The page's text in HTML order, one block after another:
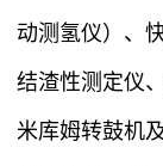
动测氢仪）、
结渣性测定仪
米库姆转鼓机